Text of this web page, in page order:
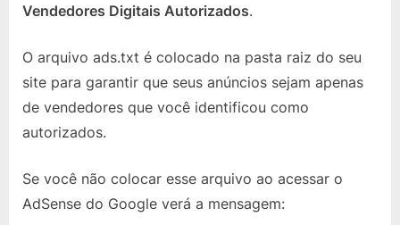
ads.txt
do
Vendedores Digitais Autorizados.
O arquivo ads.txt é colocado na pasta raiz do seu
site para garantir que seus anúncios sejam apenas
de vendedores que você identificou como
autorizados.
Se você não colocar esse arquivo ao acessar o
AdSense do Google verá a mensagem: